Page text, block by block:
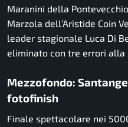
Maranini della
Marzola dell’Aristide Coin
leader stagionale Luca Di
eliminato con tre errori alla
Mezzofondo:
fotofinish
Finale spettacolare nei